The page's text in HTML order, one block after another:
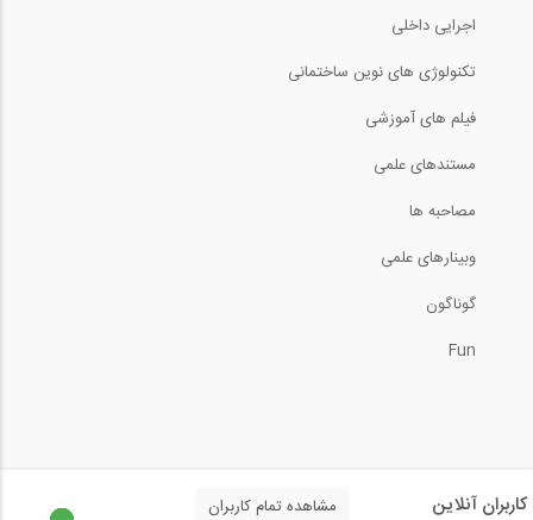
اجرایی داخلی
تکنولوژی های نوین ساختمانی
فیلم های آموزشی
مستندهای علمی
مصاحبه ها
وبینارهای علمی
گوناگون
Fun
کاربران آنلاین مشاهده تمام کاربران